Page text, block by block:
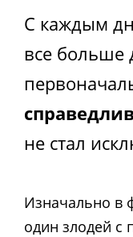
С каждым
все больше
не стал
Изначально в
один злодей с